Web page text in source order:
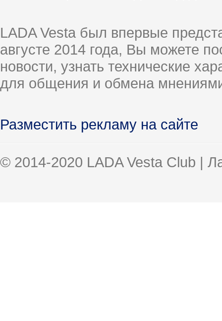
LADA Vesta был впервые
августе 2014 года, Вы можете
новости, узнать технические
для общения и обмена
Разместить рекламу на сайте
© 2014-2020 LADA Vesta Club |